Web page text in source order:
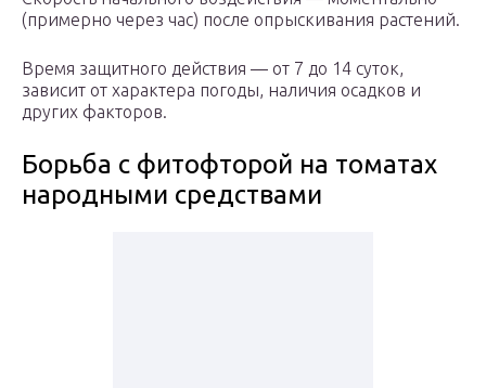
(примерно через час) после опрыскивания растений.
Время защитного действия — от 7 до 14 суток,
зависит от характера погоды, наличия осадков и
других факторов.
Борьба с фитофторой на томатах
народными средствами